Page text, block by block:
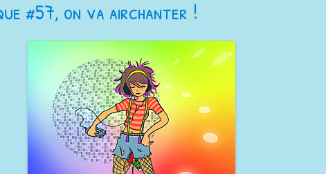
#57, on va airchanter !